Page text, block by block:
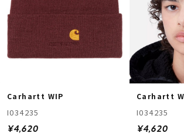
Carhartt WIP
I034235
¥4,620
Carhartt
I034235
¥4,620